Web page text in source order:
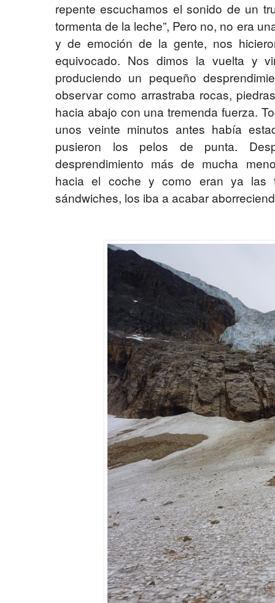
repente escuchamos el sonido de un
tormenta de la leche”, Pero no, no era
y de emoción de la gente, nos
equivocado. Nos dimos la vuelta y
produciendo un pequeño
observar como arrastraba rocas,
hacia abajo con una tremenda fuerza.
unos veinte minutos antes había
pusieron los pelos de punta.
desprendimiento más de mucha
hacia el coche y como eran ya las
sándwiches, los iba a acabar